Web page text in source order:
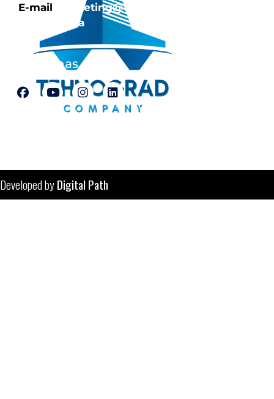
E-mail
marketing@tehnograd-
company.ba
Pratite nas
Developed byDigital Path